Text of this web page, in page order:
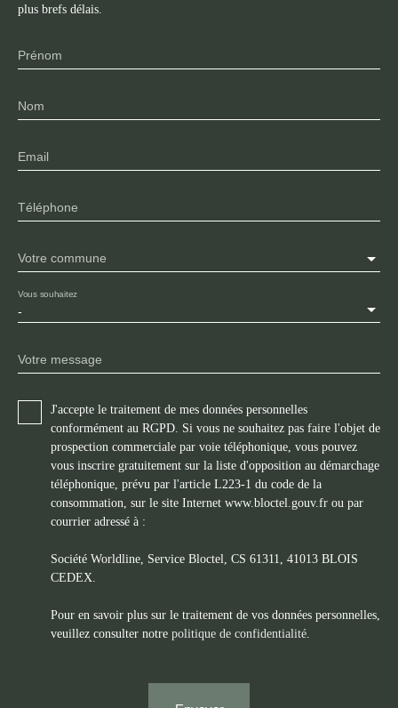
plus brefs délais.
Prénom
Nom
Email
Téléphone
Votre commune
-
Vous souhaitez
Votre message
J'accepte le traitement de mes données personnelles
conformément au RGPD. Si vous ne souhaitez pas faire l'objet de
prospection commerciale par voie téléphonique, vous pouvez
vous inscrire gratuitement sur la liste d'opposition au démarchage
téléphonique, prévu par l'article L223-1 du code de la
consommation, sur le site Internet www.bloctel.gouv.fr ou par
courrier adressé à :
Société Worldline, Service Bloctel, CS 61311, 41013 BLOIS
CEDEX.
Pour en savoir plus sur le traitement de vos données personnelles,
veuillez consulter notre politique de confidentialité